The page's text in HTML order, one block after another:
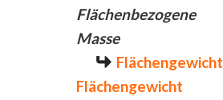
Flächenbezogene
Masse
Flächengewicht
Flächengewicht